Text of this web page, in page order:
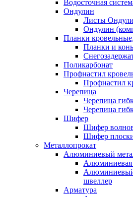
Водосточная
Ондулин
Листы
Ондулин
Планки
Планки и
Поликарбонат
Профнастил
Профнастил
Черепица
Черепица
Черепица
Шифер
Шифер
Шифер
Металлопрокат
Алюминиевый
Алюминиевая
Алюминиевый
швеллер
Арматура